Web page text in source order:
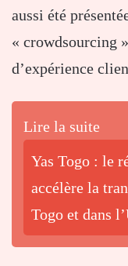
aussi été
« crowdsourcing
d’expérience
Lire la suite
Yas Togo : le
accélère la
Togo et dans